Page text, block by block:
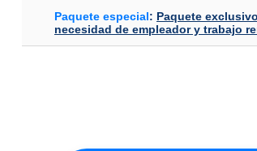
Paquete especial: Paquete
necesidad de empleador y trabajo